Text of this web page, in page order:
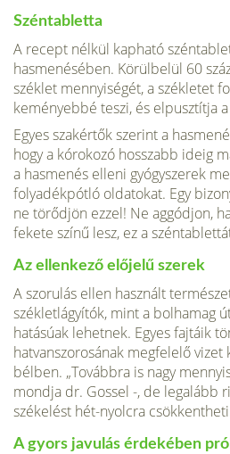
Széntabletta
A recept nélkül kapható
hasmenésében. Körülbelül 60
széklet mennyiségét, a székletet
keményebbé teszi, és elpusztítja
Egyes szakértők szerint a
hogy a kórokozó hosszabb ideig
a hasmenés elleni gyógyszerek
folyadékpótló oldatokat. Egy
ne törőd­jön ezzel! Ne aggódjon,
fekete színű lesz, ez a
Az ellenkező előjelű szerek
A szorulás ellen használt
székletlágyítók, mint a bolhamag
hatású­ak lehetnek. Egyes fajtáik
hatvanszorosának megfelelő
bélben. „Továbbra is nagy
mondja dr. Gossel -, de legalább
székelést hét-nyolc­ra
A gyors javulás érdekében